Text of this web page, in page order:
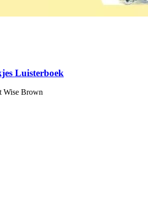
Luisterboek
Wise Brown